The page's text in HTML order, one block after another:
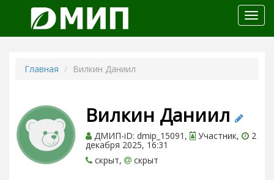
меню
Главная Вилкин Даниил
Вилкин Даниил
ДМИП-iD: dmip_15091, Участник, 2
декабря 2025, 16:31
скрыт,
скрыт